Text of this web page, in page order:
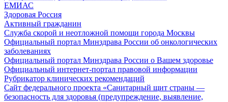
ЕМИАС
Здоровая Россия
Активный гражданин
Служба скорой и неотложной помощи города Москвы
Официальный портал Минздрава России об онкологических
заболеваниях
Официальный портал Минздрава России о Вашем здоровье
Официальный интернет-портал правовой информации
Рубрикатор клинических рекомендаций
Сайт федерального проекта «Санитарный щит страны —
безопасность для здоровья (предупреждение, выявление,